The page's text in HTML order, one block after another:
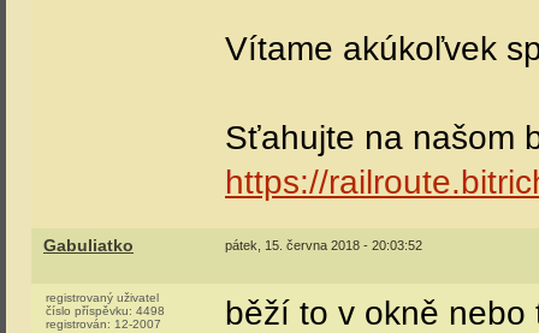
Vítame akúkoľvek
Sťahujte na našom
https://
Gabuliatko pátek, 15. června 2018 - 20:03:52
registrovaný uživatel
číslo příspěvku: 4498
registrován: 12-2007 běží to v okně